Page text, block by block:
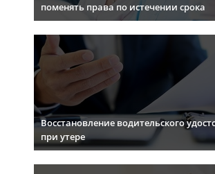
поменять права по истечении срока
Восстановление водительского
при утере